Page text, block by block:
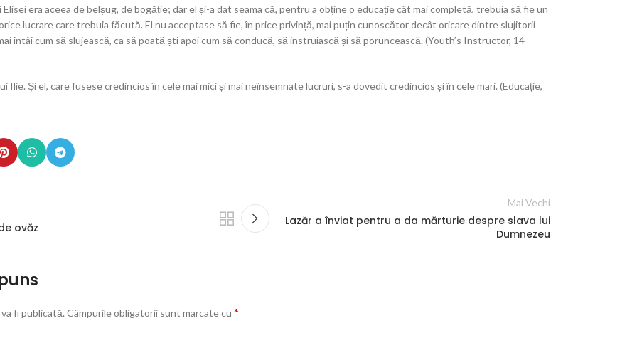
era aceea de belșug, de bogăție; dar el și-a dat seama că, pentru a obține o educație cât mai completă, trebuia să fie un
lucrare care trebuia făcută. El nu acceptase să fie, în price privință, mai puțin cunoscător decât oricare dintre slujitorii
întâi cum să slujească, ca să poată ști apoi cum să conducă, să instruiască și să poruncească. (Youth’s Instructor, 14
Ilie. Și el, care fusese credincios în cele mai mici și mai neînsemnate lucruri, s-a dovedit credincios și în cele mari. (Educație,
ovăz
Mai Vechi
Lazăr a înviat pentru a da mărturie despre slava lui
Dumnezeu
fi publicată. Câmpurile obligatorii sunt marcate cu *